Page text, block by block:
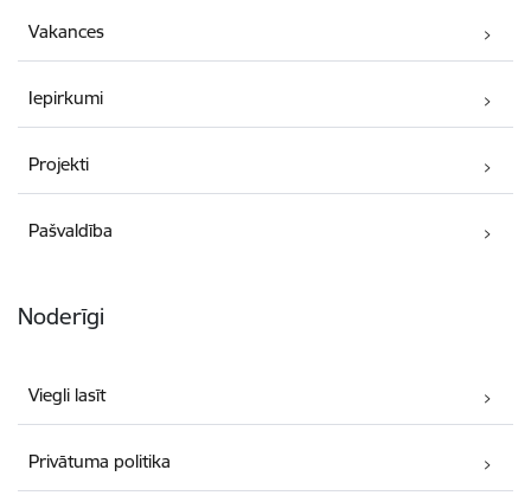
Vakances
Iepirkumi
Projekti
Pašvaldība
Noderīgi
Viegli lasīt
Privātuma politika